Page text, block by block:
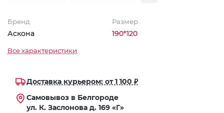
Бренд
Аскона
Размер
190*120
Все характеристики
Доставка курьером: от 1 100 ₽
Самовывоз в Белгороде
ул. К. Заслонова д. 169 «Г»